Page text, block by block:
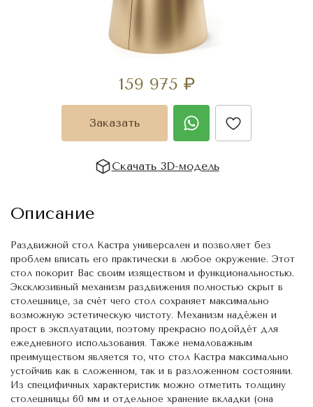
159 975 ₽
Заказать
Скачать 3D-модель
Описание
Раздвижной стол Кастра универсален и позволяет без
проблем вписать его практически в любое окружение. Этот
стол покорит Вас своим изяществом и функциональностью.
Эксклюзивный механизм раздвижения полностью скрыт в
столешнице, за счёт чего стол сохраняет максимально
возможную эстетическую чистоту. Механизм надёжен и
прост в эксплуатации, поэтому прекрасно подойдёт для
ежедневного использования. Также немаловажным
преимуществом является то, что стол Кастра максимально
устойчив как в сложенном, так и в разложенном состоянии.
Из специфичных характеристик можно отметить толщину
столешницы 60 мм и отдельное хранение вкладки (она